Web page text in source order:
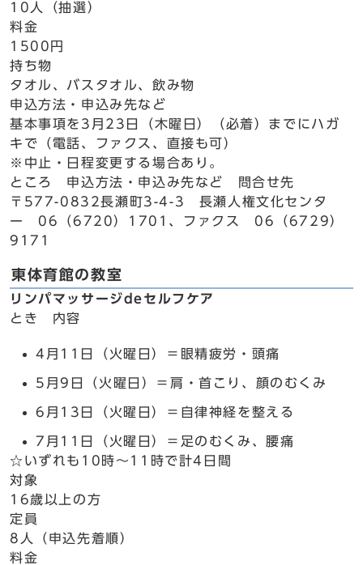
10人（抽選）
料金
1500円
持ち物
タオル、バスタオル、飲み物
申込方法・申込み先など
基本事項を3月23日（木曜日）（必着）までにハガ
キで（電話、ファクス、直接も可）
※中止・日程変更する場合あり。
ところ 申込方法・申込み先など 問合せ先
〒577-0832長瀬町3-4-3 長瀬人権文化センタ
ー 06（6720）1701、ファクス 06（6729）
9171
東体育館の教室
リンパマッサージdeセルフケア
とき 内容
4月11日（火曜日）＝眼精疲労・頭痛
5月9日（火曜日）＝肩・首こり、顔のむくみ
6月13日（火曜日）＝自律神経を整える
7月11日（火曜日）＝足のむくみ、腰痛
☆いずれも10時～11時で計4日間
対象
16歳以上の方
定員
8人（申込先着順）
料金